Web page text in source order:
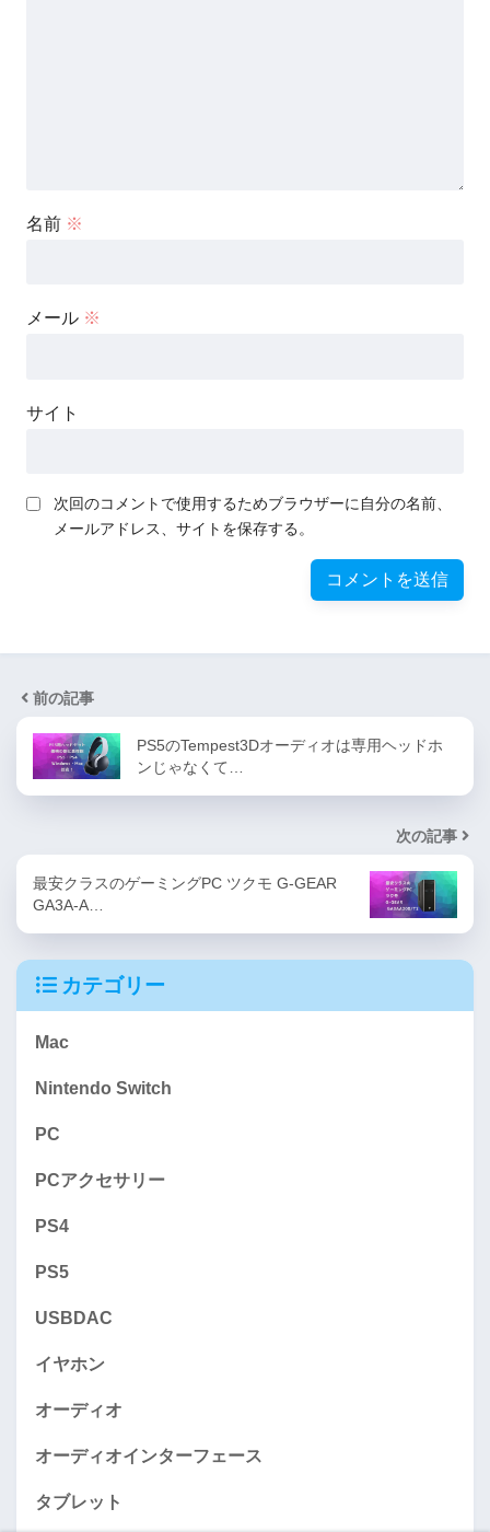
名前 ※
メール ※
サイト
次回のコメントで使用するためブラウザーに自分の名前、
メールアドレス、サイトを保存する。
前の記事
PS5のTempest3Dオーディオは専用ヘッドホ
ンじゃなくて…
次の記事
最安クラスのゲーミングPC ツクモ G-GEAR
GA3A-A…
カテゴリー
Mac
Nintendo Switch
PC
PCアクセサリー
PS4
PS5
USBDAC
イヤホン
オーディオ
オーディオインターフェース
タブレット